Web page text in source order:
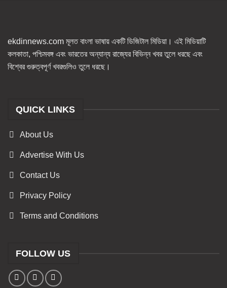
ekdinnews.com মূলত বাংলা ভাষায় একটি ডিজিটাল মিডিয়া। এই মিডিয়াটি
কলকাতা, পশ্চিমবঙ্গ এবং ভারতের অন্যান্য রাজ্যের বিভিন্ন খবর তুলে ধরছে এবং
বিশ্বের গুরুত্বপূর্ণ খবরগুলিও তুলে ধরছে।
QUICK LINKS
About Us
Advertise With Us
Contact Us
Privacy Policy
Terms and Conditions
FOLLOW US